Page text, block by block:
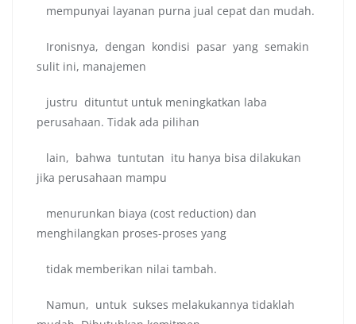
mempunyai layanan purna jual cepat dan mudah.
Ironisnya, dengan kondisi pasar yang semakin
sulit ini, manajemen
justru dituntut untuk meningkatkan laba
perusahaan. Tidak ada pilihan
lain, bahwa tuntutan itu hanya bisa dilakukan
jika perusahaan mampu
menurunkan biaya (cost reduction) dan
menghilangkan proses-proses yang
tidak memberikan nilai tambah.
Namun, untuk sukses melakukannya tidaklah